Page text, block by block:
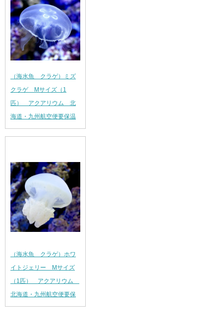
（海水魚 クラゲ）ミズ
クラゲ Mサイズ（1
匹） アクアリウム 北
海道・九州航空便要保温
（海水魚 クラゲ）ホワ
イトジェリー Mサイズ
（1匹） アクアリウム
北海道・九州航空便要保